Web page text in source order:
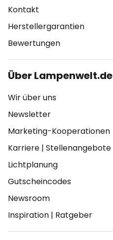
Kontakt
Herstellergarantien
Bewertungen
Über Lampenwelt.de
Wir über uns
Newsletter
Marketing-Kooperationen
Karriere | Stellenangebote
Lichtplanung
Gutscheincodes
Newsroom
Inspiration | Ratgeber